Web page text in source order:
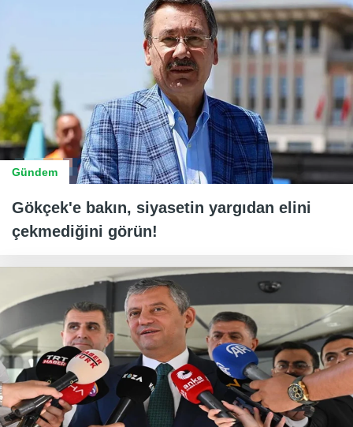
Gündem
Gökçek'e bakın, siyasetin yargıdan elini
çekmediğini görün!